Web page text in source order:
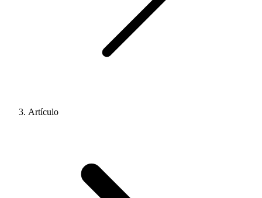
Artículo